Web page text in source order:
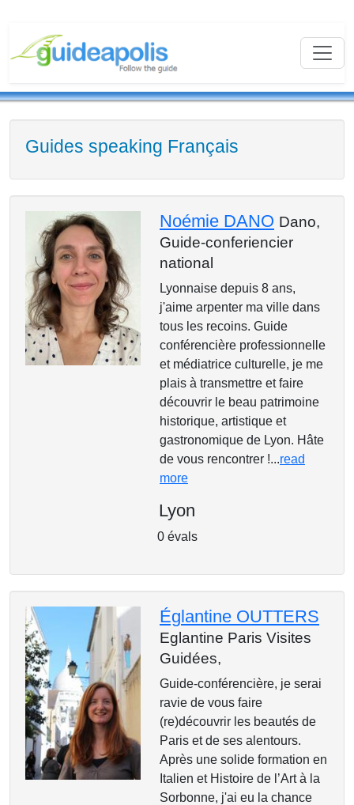
Guides speaking Français
Noémie DANO Dano,
Guide-conferiencier
national
Lyonnaise depuis 8 ans,
j'aime arpenter ma ville dans
tous les recoins. Guide
conférencière professionnelle
et médiatrice culturelle, je me
plais à transmettre et faire
découvrir le beau patrimoine
historique, artistique et
gastronomique de Lyon. Hâte
de vous rencontrer !...read
more
Lyon
0 évals
Églantine OUTTERS
Eglantine Paris Visites
Guidées,
Guide-conférencière, je serai
ravie de vous faire
(re)découvrir les beautés de
Paris et de ses alentours.
Après une solide formation en
Italien et Histoire de l’Art à la
Sorbonne, j'ai eu la chance